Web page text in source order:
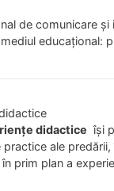
de comunicare
educațional:
didactice îşi
ale predării,
prim plan a